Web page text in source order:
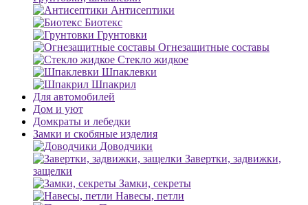
Антисептики
Биотекс
Грунтовки
Огнезащитные составы
Стекло жидкое
Шпаклевки
Шпакрил
Для автомобилей
Дом и уют
Домкраты и лебедки
Замки и скобяные изделия
Доводчики
Завертки, задвижки,
защелки
Замки, секреты
Навесы, петли